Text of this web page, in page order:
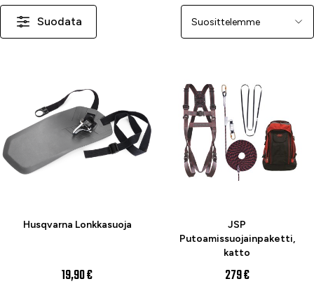
Suodata Järjestä
Husqvarna Lonkkasuoja
19,90 €
JSP
Putoamissuojainpaketti,
katto
279 €